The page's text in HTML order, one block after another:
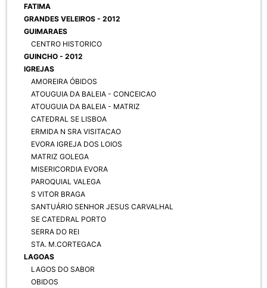
FATIMA
GRANDES VELEIROS - 2012
GUIMARAES
CENTRO HISTORICO
GUINCHO - 2012
IGREJAS
AMOREIRA ÓBIDOS
ATOUGUIA DA BALEIA - CONCEICAO
ATOUGUIA DA BALEIA - MATRIZ
CATEDRAL SE LISBOA
ERMIDA N SRA VISITACAO
EVORA IGREJA DOS LOIOS
MATRIZ GOLEGA
MISERICORDIA EVORA
PAROQUIAL VALEGA
S VITOR BRAGA
SANTUÁRIO SENHOR JESUS CARVALHAL
SE CATEDRAL PORTO
SERRA DO REI
STA. M.CORTEGACA
LAGOAS
LAGOS DO SABOR
OBIDOS